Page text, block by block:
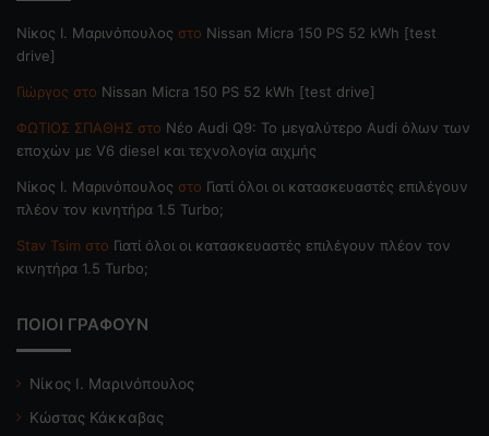
Nίκος Ι. Mαρινόπουλος στο Nissan Micra 150 PS 52 kWh [test
drive]
Γιώργος στο Nissan Micra 150 PS 52 kWh [test drive]
ΦΩΤΙΟΣ ΣΠΑΘΗΣ στο Νέο Audi Q9: Το μεγαλύτερο Audi όλων των
εποχών με V6 diesel και τεχνολογία αιχμής
Nίκος Ι. Mαρινόπουλος στο Γιατί όλοι οι κατασκευαστές επιλέγουν
πλέον τον κινητήρα 1.5 Turbo;
Stav Tsim στο Γιατί όλοι οι κατασκευαστές επιλέγουν πλέον τον
κινητήρα 1.5 Turbo;
ΠΟΙΟΙ ΓΡΑΦΟΥΝ
Νίκος Ι. Μαρινόπουλος
Κώστας Κάκκαβας